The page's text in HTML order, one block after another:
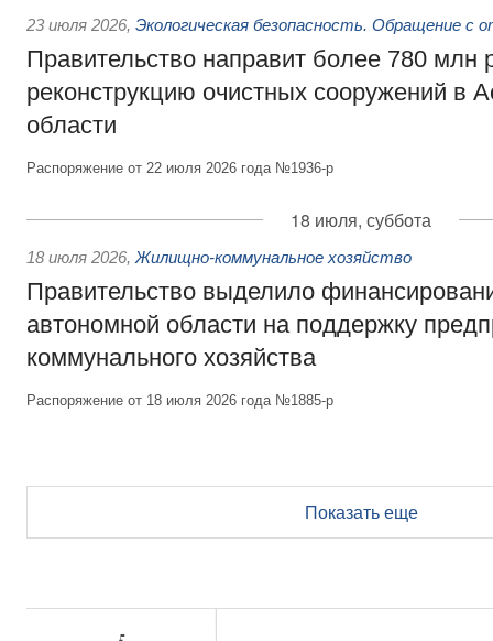
23 июля 2026, Экологическая безопасность. Обращение с
Правительство направит более 780 млн
реконструкцию очистных сооружений в
области
Распоряжение от 22 июля 2026 года №1936-р
18 июля, суббота
18 июля 2026, Жилищно-коммунальное хозяйство
Правительство выделило
автономной области на поддержку
коммунального хозяйства
Распоряжение от 18 июля 2026 года №1885-р
Показать еще